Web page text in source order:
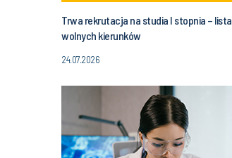
Trwa rekrutacja na studia I stopnia – lista
wolnych kierunków
24.07.2026